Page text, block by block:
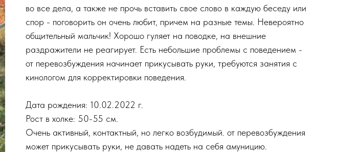
во все дела, а также не прочь вставить свое слово в каждую беседу или
спор - поговорить он очень любит, причем на разные темы. Невероятно
общительный мальчик! Хорошо гуляет на поводке, на внешние
раздражители не реагирует. Есть небольшие проблемы с поведением -
от перевозбуждения начинает прикусывать руки, требуются занятия с
кинологом для корректировки поведения.
Дата рождения: 10.02.2022 г.
Рост в холке: 50-55 см.
Очень активный, контактный, но легко возбудимый. от перевозбуждения
может прикусывать руки, не давать надеть на себя амуницию.